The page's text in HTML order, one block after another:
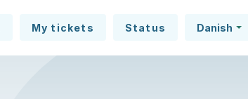
My tickets Status Danish